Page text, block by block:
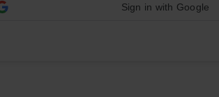
Sign in with Google